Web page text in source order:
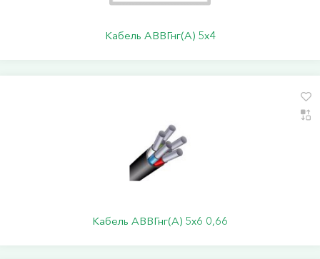
Кабель АВВГнг(А) 5х4
Кабель АВВГнг(А) 5х6 0,66